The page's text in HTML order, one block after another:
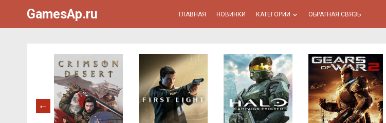
GamesAp.ru ГЛАВНАЯ НОВИНКИ КАТЕГОРИИ keyboard_arrow_down ОБРАТНАЯ СВЯЗЬ